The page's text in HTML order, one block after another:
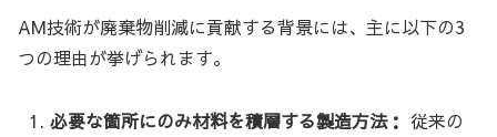
AM技術が廃棄物削減に貢献する背景には、主に以下の3
つの理由が挙げられます。
必要な箇所にのみ材料を積層する製造方法： 従来の